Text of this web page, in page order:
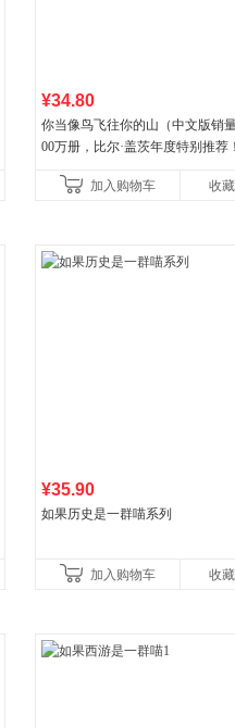
¥34.80
你当像鸟飞往你的山（中文版销
00万册，比尔·盖茨年度特别推荐
比你听说的还要
加入购物车 收藏
¥35.90
如果历史是一群喵系列
加入购物车 收藏